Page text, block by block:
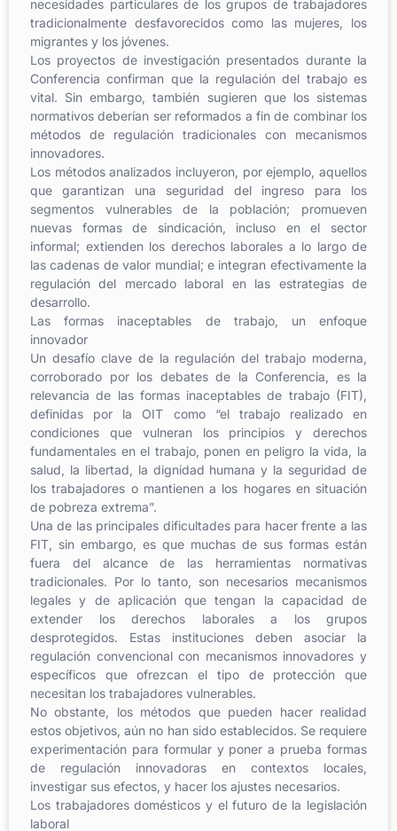
necesidades particulares de los grupos de trabajadores
tradicionalmente desfavorecidos como las mujeres, los
migrantes y los jóvenes.
Los proyectos de investigación presentados durante la
Conferencia confirman que la regulación del trabajo es
vital. Sin embargo, también sugieren que los sistemas
normativos deberían ser reformados a fin de combinar los
métodos de regulación tradicionales con mecanismos
innovadores.
Los métodos analizados incluyeron, por ejemplo, aquellos
que garantizan una seguridad del ingreso para los
segmentos vulnerables de la población; promueven
nuevas formas de sindicación, incluso en el sector
informal; extienden los derechos laborales a lo largo de
las cadenas de valor mundial; e integran efectivamente la
regulación del mercado laboral en las estrategias de
desarrollo.
Las formas inaceptables de trabajo, un enfoque
innovador
Un desafío clave de la regulación del trabajo moderna,
corroborado por los debates de la Conferencia, es la
relevancia de las formas inaceptables de trabajo (FIT),
definidas por la OIT como “el trabajo realizado en
condiciones que vulneran los principios y derechos
fundamentales en el trabajo, ponen en peligro la vida, la
salud, la libertad, la dignidad humana y la seguridad de
los trabajadores o mantienen a los hogares en situación
de pobreza extrema”.
Una de las principales dificultades para hacer frente a las
FIT, sin embargo, es que muchas de sus formas están
fuera del alcance de las herramientas normativas
tradicionales. Por lo tanto, son necesarios mecanismos
legales y de aplicación que tengan la capacidad de
extender los derechos laborales a los grupos
desprotegidos. Estas instituciones deben asociar la
regulación convencional con mecanismos innovadores y
específicos que ofrezcan el tipo de protección que
necesitan los trabajadores vulnerables.
No obstante, los métodos que pueden hacer realidad
estos objetivos, aún no han sido establecidos. Se requiere
experimentación para formular y poner a prueba formas
de regulación innovadoras en contextos locales,
investigar sus efectos, y hacer los ajustes necesarios.
Los trabajadores domésticos y el futuro de la legislación
laboral